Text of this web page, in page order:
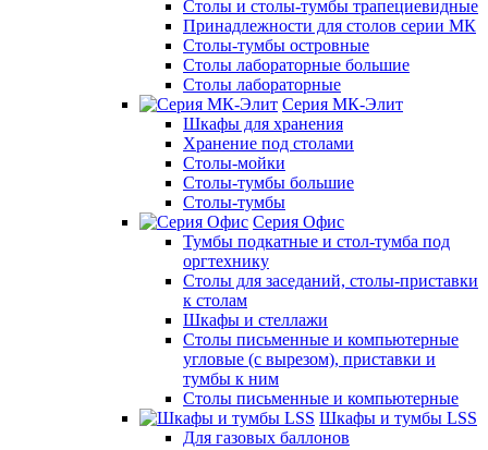
Столы и столы-тумбы трапециевидные
Принадлежности для столов серии МК
Столы-тумбы островные
Столы лабораторные большие
Столы лабораторные
Серия МК-Элит
Шкафы для хранения
Хранение под столами
Столы-мойки
Столы-тумбы большие
Столы-тумбы
Серия Офис
Тумбы подкатные и стол-тумба под
оргтехнику
Столы для заседаний, столы-приставки
к столам
Шкафы и стеллажи
Столы письменные и компьютерные
угловые (с вырезом), приставки и
тумбы к ним
Столы письменные и компьютерные
Шкафы и тумбы LSS
Для газовых баллонов